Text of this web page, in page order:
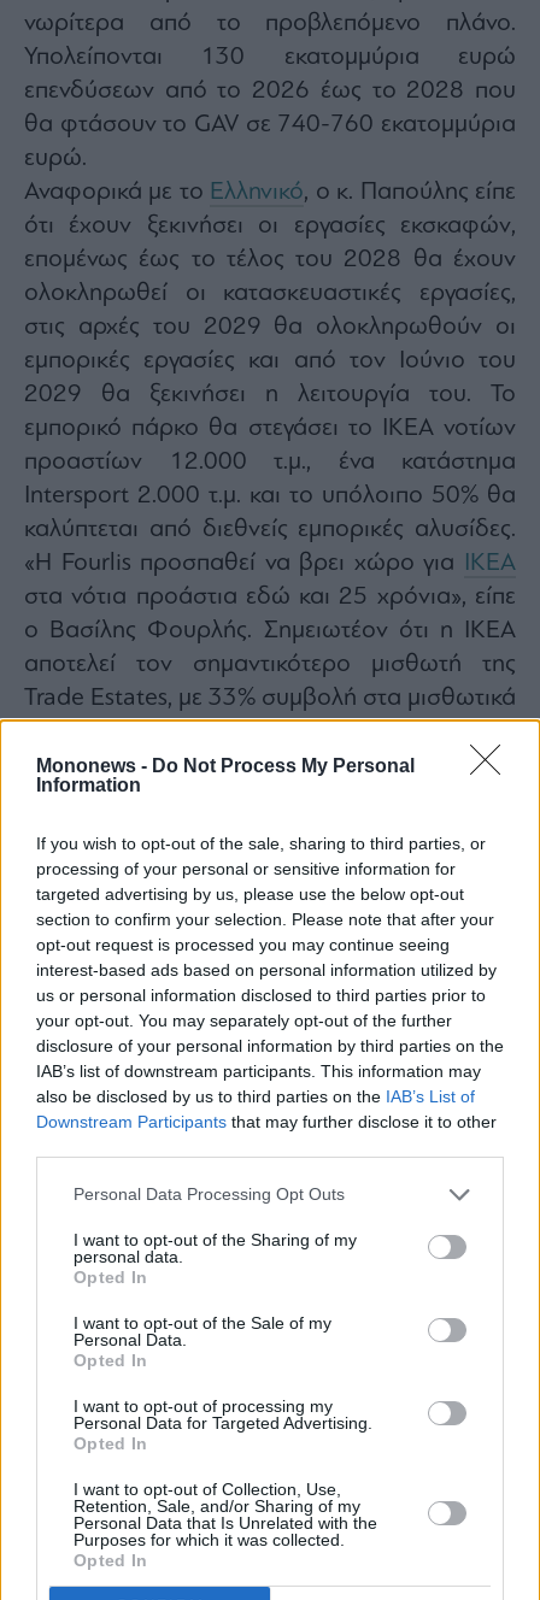
Mononews - Do Not Process My Personal
Information
If you wish to opt-out of the sale, sharing to third parties, or
processing of your personal or sensitive information for
targeted advertising by us, please use the below opt-out
section to confirm your selection. Please note that after your
opt-out request is processed you may continue seeing
interest-based ads based on personal information utilized by
us or personal information disclosed to third parties prior to
your opt-out. You may separately opt-out of the further
disclosure of your personal information by third parties on the
IAB’s list of downstream participants. This information may
also be disclosed by us to third parties on the IAB’s List of
Downstream Participants that may further disclose it to other
Personal Data Processing Opt Outs
I want to opt-out of the Sharing of my
personal data.
Opted In
I want to opt-out of the Sale of my
Personal Data.
Opted In
I want to opt-out of processing my
Personal Data for Targeted Advertising.
Opted In
I want to opt-out of Collection, Use,
Retention, Sale, and/or Sharing of my
Personal Data that Is Unrelated with the
Purposes for which it was collected.
Opted In
νωρίτερα από το προβλεπόμενο πλάνο.
Υπολείπονται 130 εκατομμύρια ευρώ
επενδύσεων από το 2026 έως το 2028 που
θα φτάσουν το GAV σε 740-760 εκατομμύρια
ευρώ.
Αναφορικά με το Ελληνικό, ο κ. Παπούλης είπε
ότι έχουν ξεκινήσει οι εργασίες εκσκαφών,
επομένως έως το τέλος του 2028 θα έχουν
ολοκληρωθεί οι κατασκευαστικές εργασίες,
στις αρχές του 2029 θα ολοκληρωθούν οι
εμπορικές εργασίες και από τον Ιούνιο του
2029 θα ξεκινήσει η λειτουργία του. Το
εμπορικό πάρκο θα στεγάσει το ΙΚΕΑ νοτίων
προαστίων 12.000 τ.μ., ένα κατάστημα
Intersport 2.000 τ.μ. και το υπόλοιπο 50% θα
καλύπτεται από διεθνείς εμπορικές αλυσίδες.
«Η Fourlis προσπαθεί να βρει χώρο για
ΙΚΕΑ
στα νότια προάστια εδώ και 25 χρόνια», είπε
ο Βασίλης Φουρλής. Σημειωτέον ότι η ΙΚΕΑ
αποτελεί τον σημαντικότερο μισθωτή της
Trade Estates, με 33% συμβολή στα μισθωτικά
Ερωτηθείς για το αν έχει επηρεαστεί η
επισκεψιμότητα, ο κ. Παπούλης σημείωσε πως
«αντιλαμβανόμαστε τις δυσκολίες που
προκύπτουν στο οικογενειακό εισόδημα από
την πληθωριστική κρίση, αλλά εγκαίρως
επικεντρωθήκαμε σε καταστήματα βασικών
αναγκών. Ο λόγος που παρέχουμε δωρεάν
στάθμευση είναι για να εξυπηρετεί ο
καταναλωτής της πρωταρχικές του ανάγκες με
τρόπο ανθεκτικό. Βλέπουμε έναν σαφή
διαχωρισμό της απόδοσης των δικών μας
προορισμών έναντι άλλων – και high street –
εμπορικών πάρκων αυξήθηκε κατά 7,7%
στους 5,2 επισκέπτες το πρώτο τρίμηνο της
χρονιάς, ενώ οι συνολικές πωλήσεις των
εκατομμύρια το ίδιο διάστημα.
Θυμίζουμε ότι το 2025 η εταιρεία είχε έσοδα
602 εκατομμυρίων ευρώ, EBITDA 49
εκατομμυρίων, ενώ η καθαρή αξία
εκατομμύρια, αυξημένη κατά 9%.
Η ΑΕΕΑΠ θα
διανείμει φέτος μέρισμα 15,8 εκατομμύρια
ευρώ από τα κέρδη του 2025, αυξημένο κατά